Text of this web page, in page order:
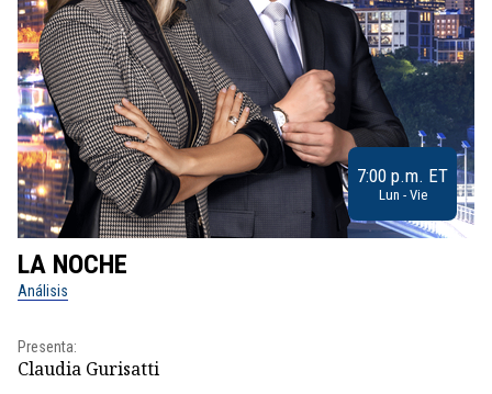
7:00 p.m. ET
Lun - Vie
LA NOCHE
Análisis
Presenta:
Claudia Gurisatti